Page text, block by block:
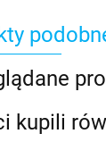
Fun
kupili